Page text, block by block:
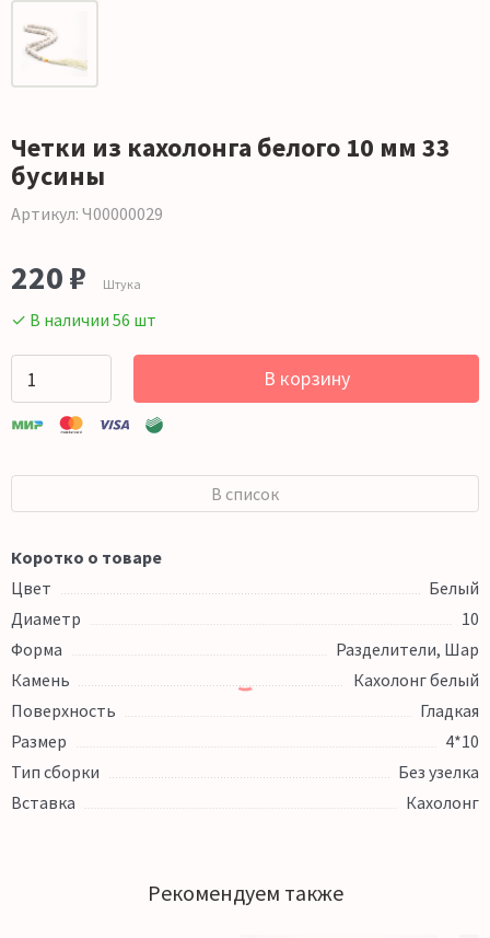
Четки из кахолонга белого 10 мм 33
бусины
Артикул: Ч00000029
220 ₽ Штука
✓ В наличии 56 шт
В корзину
В список
Коротко о товаре
Цвет
Белый
Диаметр
10
Форма
Разделители, Шар
Камень
Кахолонг белый
Поверхность
Гладкая
Размер
4*10
Тип сборки
Без узелка
Вставка
Кахолонг
Рекомендуем также